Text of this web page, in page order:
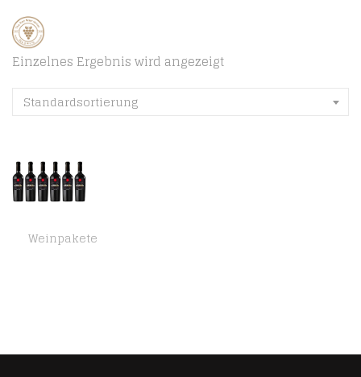
Einzelnes Ergebnis wird angezeigt
Standardsortierung
Weinpakete